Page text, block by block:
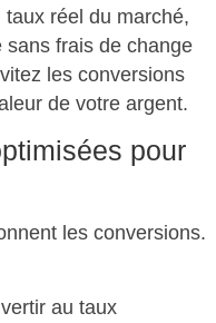
réel du marché,
frais de change
les conversions
de votre argent.
pour
les conversions.
au taux